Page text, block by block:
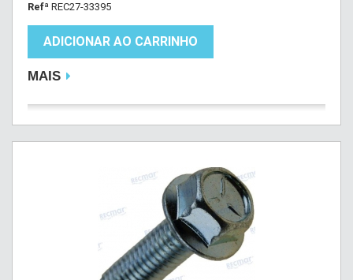
Refª REC27-33395
ADICIONAR AO CARRINHO
MAIS